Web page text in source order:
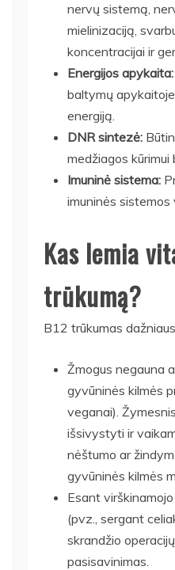
nervų sistemą,
mielinizaciją,
koncentracijai ir
Energijos apykaita:
baltymų
energiją.
DNR sintezė:
medžiagos kūrimui
Imuninė sistema:
imuninės sistemos
Kas lemia
trūkumą?
B12 trūkumas
Žmogus negauna
gyvūninės kilmės
veganai).
išsivystyti ir
nėštumo ar
gyvūninės kilmės
Esant
(pvz., sergant
skrandžio
pasisavinimas.